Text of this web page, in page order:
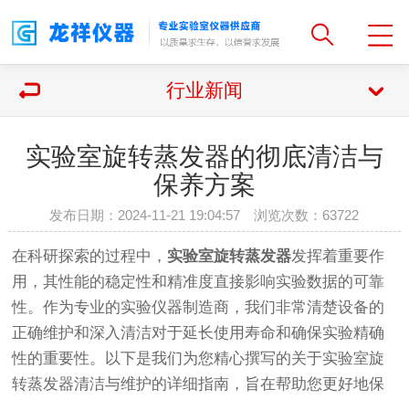
行业新闻
实验室旋转蒸发器的彻底清洁与
保养方案
发布日期：2024-11-21 19:04:57 浏览次数： 63722
在科研探索的过程中， 实验室旋转蒸发器发挥着重要作
用，其性能的稳定性和精准度直接影响实验数据的可靠
性。作为专业的实验仪器制造商，我们非常清楚设备的
正确维护和深入清洁对于延长使用寿命和确保实验精确
性的重要性。以下是我们为您精心撰写的关于实验室旋
转蒸发器清洁与维护的详细指南，旨在帮助您更好地保